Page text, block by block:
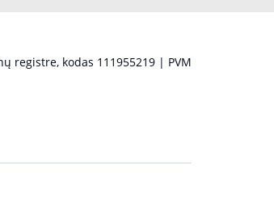
registre, kodas 111955219 | PVM